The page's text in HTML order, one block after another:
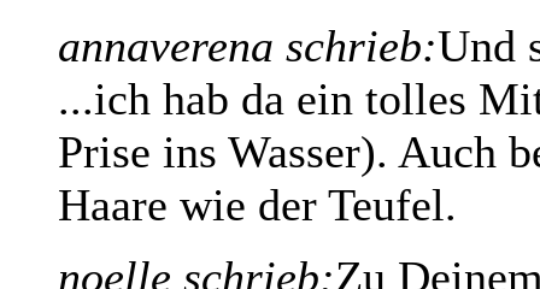
annaverena schrieb:Und
...ich hab da ein tolles
Prise ins Wasser). Auch
Haare wie der Teufel.
noelle schrieb:Zu